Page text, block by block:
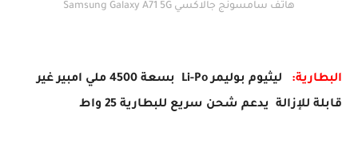
هاتف سامسونج جالاكسي Samsung Galaxy A71 5G
البطارية:
ليثيوم بوليمر Li-Po بسعة 4500 ملي امبير غير
قابلة للإزالة يدعم شحن سريع للبطارية 25 واط